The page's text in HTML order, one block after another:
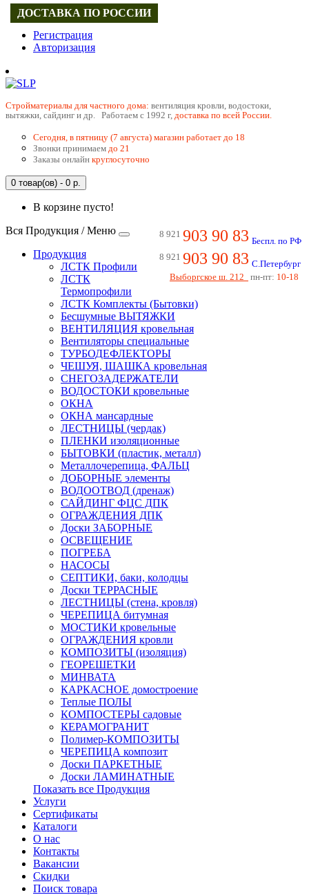
Регистрация
Авторизация
Cтройматериалы для частного дома: вентиляция кровли, водостоки,
вытяжки, сайдинг и др. Работаем с 1992 г, доставка по всей России.
Сегодня, в пятницу (7 августа) магазин работает до 18
Звонки принимаем до 21
Заказы онлайн круглосуточно
0 товар(ов) - 0 р.
В корзине пусто!
8 921 903 90 83 Беспл. по РФ
8 921 903 90 83 С.Петербург
Выборгское ш. 212
пн-пт: 10-18
Вся Продукция / Меню
Продукция
ЛСТК Профили
ЛСТК
Термопрофили
ЛСТК Комплекты (Бытовки)
Бесшумные ВЫТЯЖКИ
ВЕНТИЛЯЦИЯ кровельная
Вентиляторы специальные
ТУРБОДЕФЛЕКТОРЫ
ЧЕШУЯ, ШАШКА кровельная
СНЕГОЗАДЕРЖАТЕЛИ
ВОДОСТОКИ кровельные
ОКНА
ОКНА мансардные
ЛЕСТНИЦЫ (чердак)
ПЛЕНКИ изоляционные
БЫТОВКИ (пластик, металл)
Металлочерепица, ФАЛЬЦ
ДОБОРНЫЕ элементы
ВОДООТВОД (дренаж)
САЙДИНГ ФЦС ДПК
ОГРАЖДЕНИЯ ДПК
Доски ЗАБОРНЫЕ
ОСВЕЩЕНИЕ
ПОГРЕБА
НАСОСЫ
СЕПТИКИ, баки, колодцы
Доски ТЕРРАСНЫЕ
ЛЕСТНИЦЫ (стена, кровля)
ЧЕРЕПИЦА битумная
МОСТИКИ кровельные
ОГРАЖДЕНИЯ кровли
КОМПОЗИТЫ (изоляция)
ГЕОРЕШЕТКИ
МИНВАТА
КАРКАСНОЕ домостроение
Теплые ПОЛЫ
КОМПОСТЕРЫ садовые
КЕРАМОГРАНИТ
Полимер-КОМПОЗИТЫ
ЧЕРЕПИЦА композит
Доски ПАРКЕТНЫЕ
Доски ЛАМИНАТНЫЕ
Показать все Продукция
Услуги
Сертификаты
Каталоги
О нас
Контакты
Вакансии
Скидки
Поиск товара
ДОСТАВКА ПО РОССИИ